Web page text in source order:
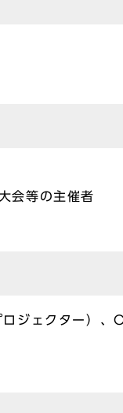
会等の主催者
ジェクター）、